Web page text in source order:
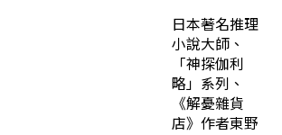
日本著名推理
小說大師、
「神探伽利
略」系列、
《解憂雜貨
店》作者東野